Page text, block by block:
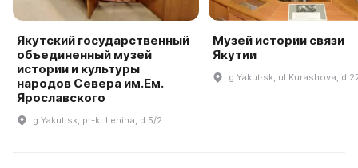
Якутский государственный
объединенный музей
истории и культуры
народов Севера им.Ем.
Ярославского
g Yakut·sk, pr-kt Lenina, d 5/2
Музей истории связи
Якутии
g Yakut·sk, ul Kurashova, d